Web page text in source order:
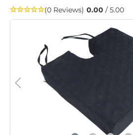
(0 Reviews) 0.00 / 5.00